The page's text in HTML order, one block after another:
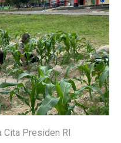
Cita Presiden RI